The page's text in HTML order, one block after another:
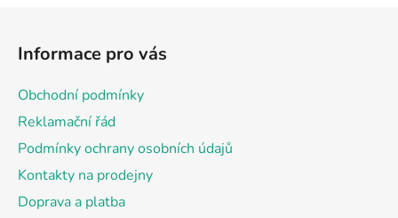
Informace pro vás
Obchodní podmínky
Reklamační řád
Podmínky ochrany osobních údajů
Kontakty na prodejny
Doprava a platba